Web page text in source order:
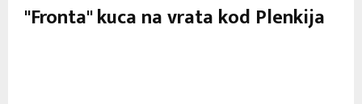
"Fronta" kuca na vrata kod Plenkija